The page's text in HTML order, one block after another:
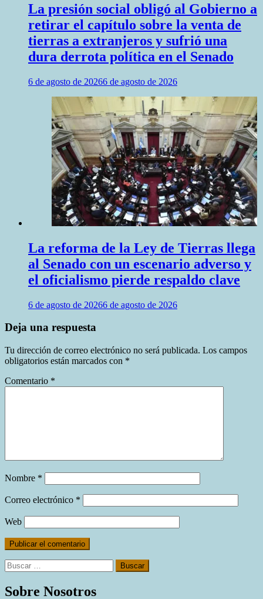
La presión social obligó al Gobierno a
retirar el capítulo sobre la venta de
tierras a extranjeros y sufrió una
dura derrota política en el Senado
6 de agosto de 20266 de agosto de 2026
La reforma de la Ley de Tierras llega
al Senado con un escenario adverso y
el oficialismo pierde respaldo clave
6 de agosto de 20266 de agosto de 2026
Deja una respuesta
Tu dirección de correo electrónico no será publicada. Los campos
obligatorios están marcados con *
Comentario *
Nombre *
Correo electrónico *
Web
Buscar:
Sobre Nosotros